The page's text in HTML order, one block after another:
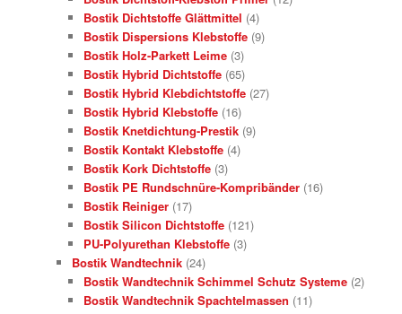
Bostik Dichtstoffe Glättmittel (4)
Bostik Dispersions Klebstoffe (9)
Bostik Holz-Parkett Leime (3)
Bostik Hybrid Dichtstoffe (65)
Bostik Hybrid Klebdichtstoffe (27)
Bostik Hybrid Klebstoffe (16)
Bostik Knetdichtung-Prestik (9)
Bostik Kontakt Klebstoffe (4)
Bostik Kork Dichtstoffe (3)
Bostik PE Rundschnüre-Kompribänder (16)
Bostik Reiniger (17)
Bostik Silicon Dichtstoffe (121)
PU-Polyurethan Klebstoffe (3)
Bostik Wandtechnik (24)
Bostik Wandtechnik Schimmel Schutz Systeme (2)
Bostik Wandtechnik Spachtelmassen (11)